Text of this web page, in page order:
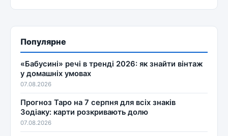
Популярне
«Бабусині» речі в тренді 2026: як знайти вінтаж
у домашніх умовах
07.08.2026
Прогноз Таро на 7 серпня для всіх знаків
Зодіаку: карти розкривають долю
07.08.2026